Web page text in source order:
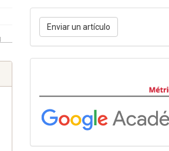
Enviar
un
artículo
Enviar un artículo